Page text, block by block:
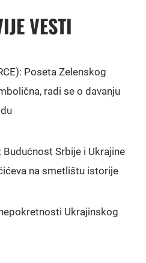
VESTI
Poseta Zelenskog
radi se o davanju
Budućnost Srbije i Ukrajine
na smetlištu istorije
Ukrajinskog